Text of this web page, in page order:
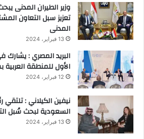
وزير الطيران المدنى
تعزيز سبل التعاون
المدنى
13 فبراير، 2024
البريد المصري : يشارك
الأول للمنطقة
12 فبراير، 2024
نيفين الكيلاني : تلتقي
السعودية لبحث سُبل
13 فبراير، 2024